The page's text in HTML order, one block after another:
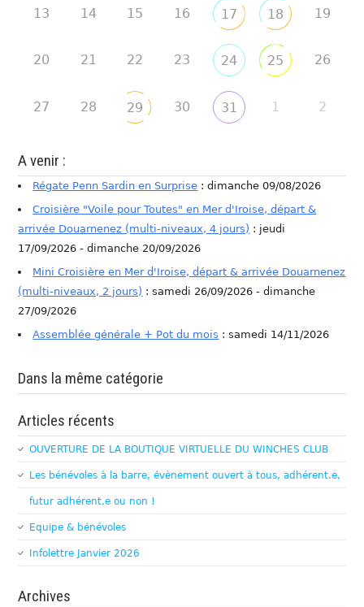
13 14 15 16 17 18 19
20 21 22 23 24 25 26
27 28 29 30 31 1 2
A venir :
Régate Penn Sardin en Surprise : dimanche 09/08/2026
Croisière "Voile pour Toutes" en Mer d'Iroise, départ &
arrivée Douarnenez (multi-niveaux, 4 jours) : jeudi
17/09/2026 - dimanche 20/09/2026
Mini Croisière en Mer d'Iroise, départ & arrivée Douarnenez
(multi-niveaux, 2 jours) : samedi 26/09/2026 - dimanche
27/09/2026
Assemblée générale + Pot du mois : samedi 14/11/2026
Dans la même catégorie
Articles récents
OUVERTURE DE LA BOUTIQUE VIRTUELLE DU WINCHES CLUB
Les bénévoles à la barre, évènement ouvert à tous, adhérent.e,
futur adhérent.e ou non !
Equipe & bénévoles
Infolettre Janvier 2026
Archives